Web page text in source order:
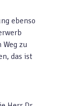
ebenso
zu
das ist